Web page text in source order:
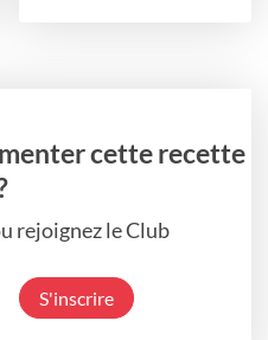
cette recette
rejoignez le Club
S'inscrire